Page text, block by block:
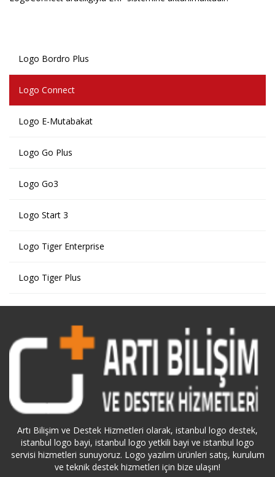
Logo Bordro Plus
Logo Connect
Logo E-Mutabakat
Logo Go Plus
Logo Go3
Logo Start 3
Logo Tiger Enterprise
Logo Tiger Plus
Artı Bilişim ve Destek Hizmetleri olarak, istanbul logo destek,
istanbul logo bayi, istanbul logo yetkili bayi ve istanbul logo
servisi hizmetleri sunuyoruz. Logo yazılım ürünleri satış, kurulum
ve teknik destek hizmetleri için bize ulaşın!